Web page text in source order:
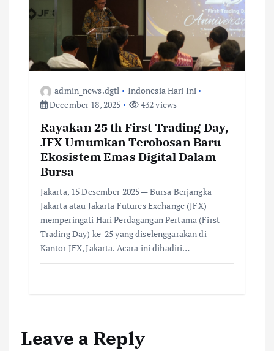
admin_news.dgtl
Indonesia Hari Ini
December 18, 2025
432 views
Rayakan 25 th First Trading Day,
JFX Umumkan Terobosan Baru
Ekosistem Emas Digital Dalam
Bursa
Jakarta, 15 Desember 2025 — Bursa Berjangka
Jakarta atau Jakarta Futures Exchange (JFX)
memperingati Hari Perdagangan Pertama (First
Trading Day) ke-25 yang diselenggarakan di
Kantor JFX, Jakarta. Acara ini dihadiri…
Leave a Reply